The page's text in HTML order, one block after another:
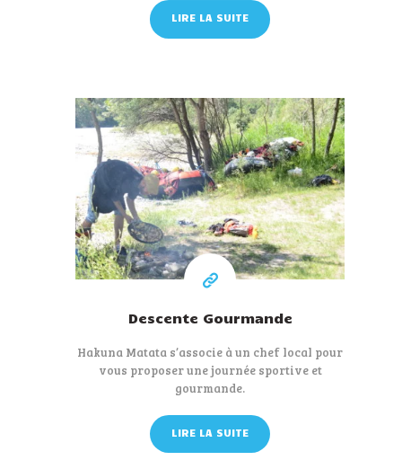
LIRE LA SUITE
A partir de115 €
Descente Gourmande
Hakuna Matata s’associe à un chef local pour
vous proposer une journée sportive et
gourmande.
LIRE LA SUITE